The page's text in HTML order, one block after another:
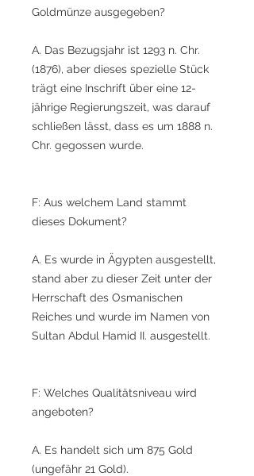
Goldmünze ausgegeben?
A. Das Bezugsjahr ist 1293 n. Chr.
(1876), aber dieses spezielle Stück
trägt eine Inschrift über eine 12-
jährige Regierungszeit, was darauf
schließen lässt, dass es um 1888 n.
Chr. gegossen wurde.
F: Aus welchem Land stammt
dieses Dokument?
A. Es wurde in Ägypten ausgestellt,
stand aber zu dieser Zeit unter der
Herrschaft des Osmanischen
Reiches und wurde im Namen von
Sultan Abdul Hamid II. ausgestellt.
F: Welches Qualitätsniveau wird
angeboten?
A. Es handelt sich um 875 Gold
(ungefähr 21 Gold).